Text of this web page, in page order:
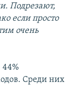
Подрезают,
если просто
очень
Среди них